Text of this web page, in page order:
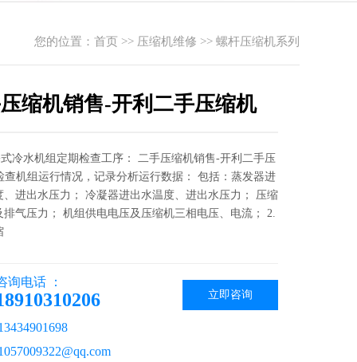
您的位置： 首页 >> 压缩机维修 >> 螺杆压缩机系列
缩机销售-开利二手压缩机
冷水机组定期检查工序： 二手压缩机销售-开利二手压
查机组运行情况，记录分析运行数据： 包括：蒸发器进
、进出水压力； 冷凝器进出水温度、进出水压力； 压缩
排气压力； 机组供电电压及压缩机三相电压、电流； 2.
立即咨询
询电话 ：